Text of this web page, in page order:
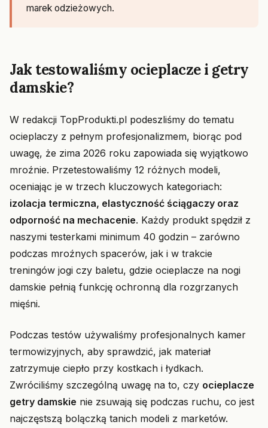
marek odzieżowych.
Jak testowaliśmy ocieplacze i getry
damskie?
W redakcji TopProdukti.pl podeszliśmy do tematu
ocieplaczy z pełnym profesjonalizmem, biorąc pod
uwagę, że zima 2026 roku zapowiada się wyjątkowo
mroźnie. Przetestowaliśmy 12 różnych modeli,
oceniając je w trzech kluczowych kategoriach:
izolacja termiczna, elastyczność ściągaczy oraz
odporność na mechacenie. Każdy produkt spędził z
naszymi testerkami minimum 40 godzin – zarówno
podczas mroźnych spacerów, jak i w trakcie
treningów jogi czy baletu, gdzie ocieplacze na nogi
damskie pełnią funkcję ochronną dla rozgrzanych
mięśni.
Podczas testów używaliśmy profesjonalnych kamer
termowizyjnych, aby sprawdzić, jak materiał
zatrzymuje ciepło przy kostkach i łydkach.
Zwróciliśmy szczególną uwagę na to, czy ocieplacze
getry damskie nie zsuwają się podczas ruchu, co jest
najczęstszą bolączką tanich modeli z marketów.